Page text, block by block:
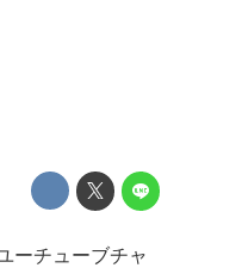
ーチューブチャ